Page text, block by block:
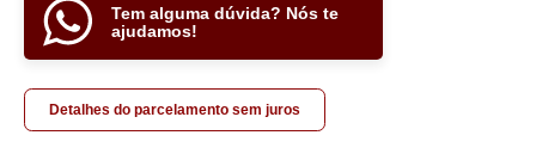
Tem alguma dúvida? Nós te
ajudamos!
Detalhes do parcelamento sem juros